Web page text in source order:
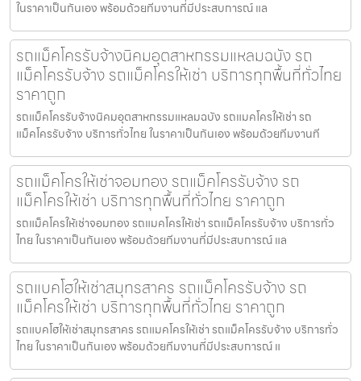
ในราคาเป็นกันเอง พร้อมด้วยทีมงานที่มีประสบการณ์ แล
รถแม็คโครรับจ้างนิคมอุตสาหกรรมแหลมฉบัง รถ
แม็คโครรับจ้าง รถแม็คโครให้เช่า บริการทุกพื้นที่ทั่วไทย
ราคาถูก
รถแม็คโครรับจ้างนิคมอุตสาหกรรมแหลมฉบัง รถแมคโครให้เช่า รถ
แม็คโครรับจ้าง บริการทั่วไทย ในราคาเป็นกันเอง พร้อมด้วยทีมงานที
รถแม็คโครให้เช่าจอมทอง รถแม็คโครรับจ้าง รถ
แม็คโครให้เช่า บริการทุกพื้นที่ทั่วไทย ราคาถูก
รถแม็คโครให้เช่าจอมทอง รถแมคโครให้เช่า รถแม็คโครรับจ้าง บริการทั่ว
ไทย ในราคาเป็นกันเอง พร้อมด้วยทีมงานที่มีประสบการณ์ แล
รถแบคโฮให้เช่าสมุทรสาคร รถแม็คโครรับจ้าง รถ
แม็คโครให้เช่า บริการทุกพื้นที่ทั่วไทย ราคาถูก
รถแบคโฮให้เช่าสมุทรสาคร รถแมคโครให้เช่า รถแม็คโครรับจ้าง บริการทั่ว
ไทย ในราคาเป็นกันเอง พร้อมด้วยทีมงานที่มีประสบการณ์ แ